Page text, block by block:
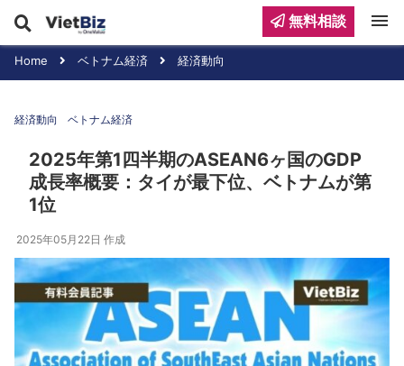
Home ベトナム経済 経済動向
経済動向 ベトナム経済
2025年第1四半期のASEAN6ヶ国のGDP
成長率概要：タイが最下位、ベトナムが第
1位
2025年05月22日 作成
無料相談 menu